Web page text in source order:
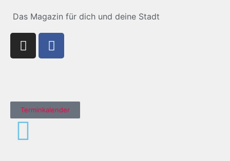
Das Magazin für dich und deine Stadt
Terminkalender